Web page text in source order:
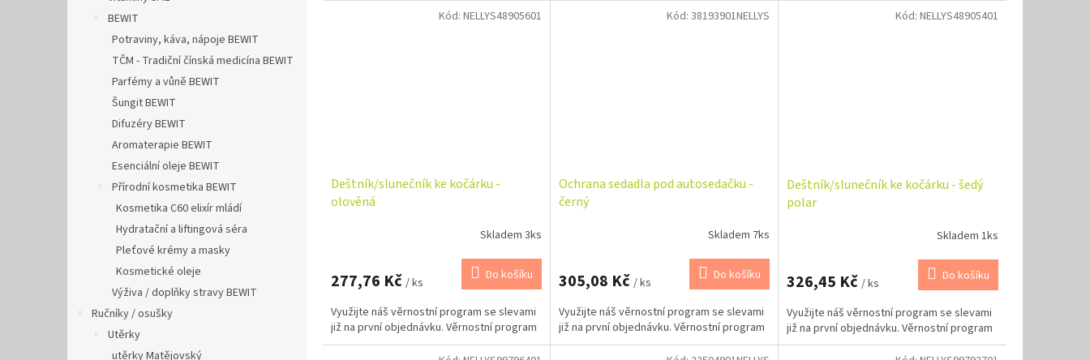
BEWIT
Potraviny, káva, nápoje BEWIT
TČM - Tradiční čínská medicína BEWIT
Parfémy a vůně BEWIT
Šungit BEWIT
Difuzéry BEWIT
Aromaterapie BEWIT
Esenciální oleje BEWIT
Přírodní kosmetika BEWIT
Kosmetika C60 elixír mládí
Hydratační a liftingová séra
Pleťové krémy a masky
Kosmetické oleje
Výživa / doplňky stravy BEWIT
Ručníky / osušky
Utěrky
utěrky Matějovský
Deštník/slunečník ke kočárku -
olověná
Skladem 3ks
277,76 Kč / ks Do košíku
Využijte náš věrnostní program se slevami
již na první objednávku. Věrnostní program
Kód: NELLYS48905601
Ochrana sedadla pod autosedačku -
černý
Skladem 7ks
305,08 Kč / ks Do košíku
Využijte náš věrnostní program se slevami
již na první objednávku. Věrnostní program
Kód: 38193901NELLYS
Deštník/slunečník ke kočárku - šedý
polar
Skladem 1ks
326,45 Kč / ks Do košíku
Využijte náš věrnostní program se slevami
již na první objednávku. Věrnostní program
Kód: NELLYS48905401